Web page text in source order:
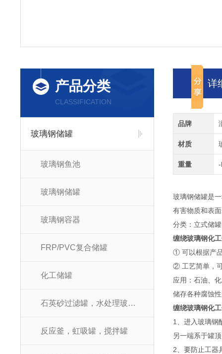
产品分类
CLASSIFICATION
玻璃钢储罐
玻璃钢鱼池
玻璃钢储罐
玻璃钢容器
FRP/PVC复合储罐
化工储罐
石英砂过滤罐，水处理玻璃钢罐
反应釜，虹吸罐，搅拌罐
详
品牌
材质
重量
玻璃钢储罐是
有害物质和表
分类：立式储
缠绕玻璃钢化
① 可以根据产
② 工艺简单，
应用：石油、
储存各种腐蚀
缠绕玻璃钢化
1、进入玻璃钢
另一端系于罐
2、要防止工器